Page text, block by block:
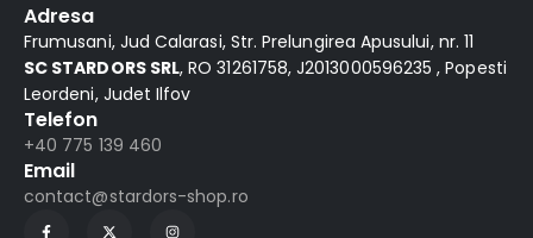
Adresa
Frumusani, Jud Calarasi, Str. Prelungirea Apusului, nr. 11
SC STARDORS SRL, RO 31261758, J2013000596235 , Popesti
Leordeni, Judet Ilfov
Telefon
+40 775 139 460
Email
contact@stardors-shop.ro